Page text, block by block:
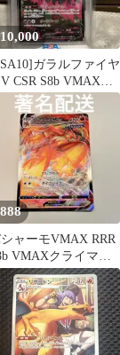
10,000
ガラルファイヤ
CSR S8b VMAXク
マックス
888
ャーモVMAX RRR
VMAXクライマッ
020/184